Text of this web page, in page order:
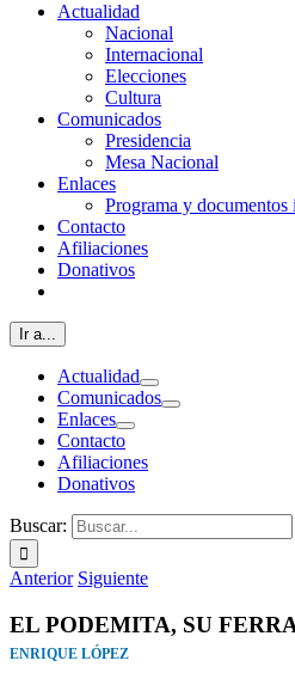
Actualidad
Nacional
Internacional
Elecciones
Cultura
Comunicados
Presidencia
Mesa Nacional
Enlaces
Programa y
Contacto
Afiliaciones
Donativos
Ir a...
Actualidad
Comunicados
Enlaces
Contacto
Afiliaciones
Donativos
Buscar:
Anterior Siguiente
EL PODEMITA, SU
ENRIQUE LÓPEZ